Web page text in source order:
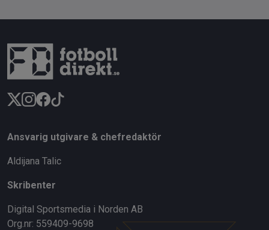
Ansvarig utgivare & chefredaktör
Aldijana Talic
Skribenter
Digital Sportsmedia i Norden AB
Org.nr: 559409-9698